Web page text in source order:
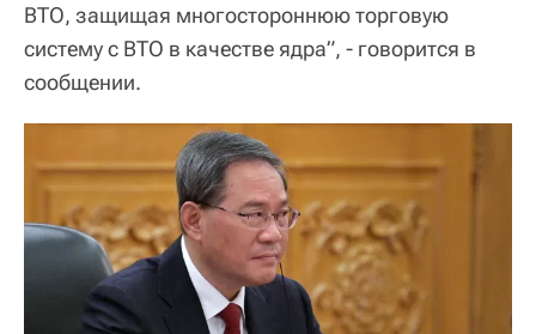
ВТО, защищая многостороннюю торговую
систему с ВТО в качестве ядра”, - говорится в
сообщении.